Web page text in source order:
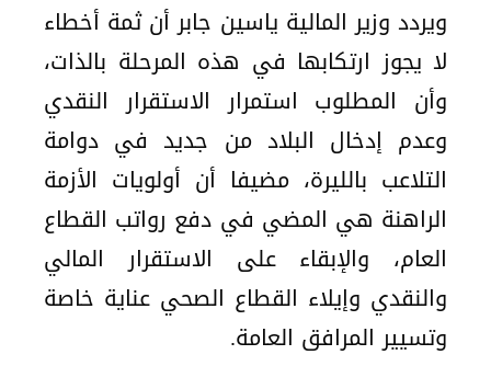
ويردد وزير المالية ياسين جابر أن ثمة أخطاء
لا يجوز ارتكابها في هذه المرحلة بالذات،
وأن المطلوب استمرار الاستقرار النقدي
وعدم إدخال البلاد من جديد في دوامة
التلاعب بالليرة، مضيفا أن أولويات الأزمة
الراهنة هي المضي في دفع رواتب القطاع
العام، والإبقاء على الاستقرار المالي
والنقدي وإيلاء القطاع الصحي عناية خاصة
وتسيير المرافق العامة.